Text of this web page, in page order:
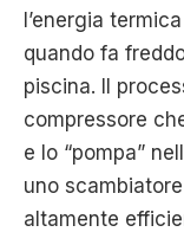
l’energia
quando fa
piscina. Il
compressore
e lo “pompa”
uno
altamente